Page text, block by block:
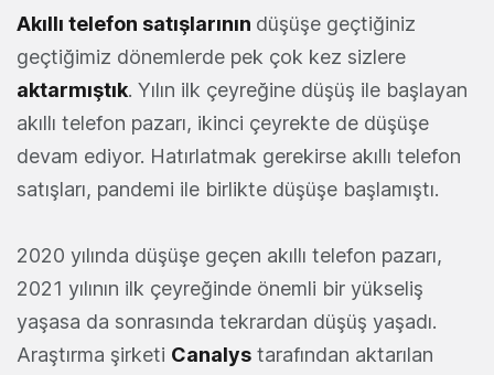
Akıllı telefon satışlarının düşüşe geçtiğiniz
geçtiğimiz dönemlerde pek çok kez sizlere
aktarmıştık. Yılın ilk çeyreğine düşüş ile başlayan
akıllı telefon pazarı, ikinci çeyrekte de düşüşe
devam ediyor. Hatırlatmak gerekirse akıllı telefon
satışları, pandemi ile birlikte düşüşe başlamıştı.
2020 yılında düşüşe geçen akıllı telefon pazarı,
2021 yılının ilk çeyreğinde önemli bir yükseliş
yaşasa da sonrasında tekrardan düşüş yaşadı.
Araştırma şirketi Canalys tarafından aktarılan